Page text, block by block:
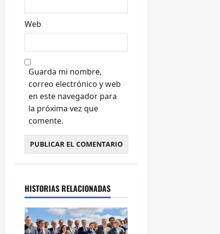
Web
Guarda mi nombre,
correo electrónico y web
en este navegador para
la próxima vez que
comente.
HISTORIAS RELACIONADAS